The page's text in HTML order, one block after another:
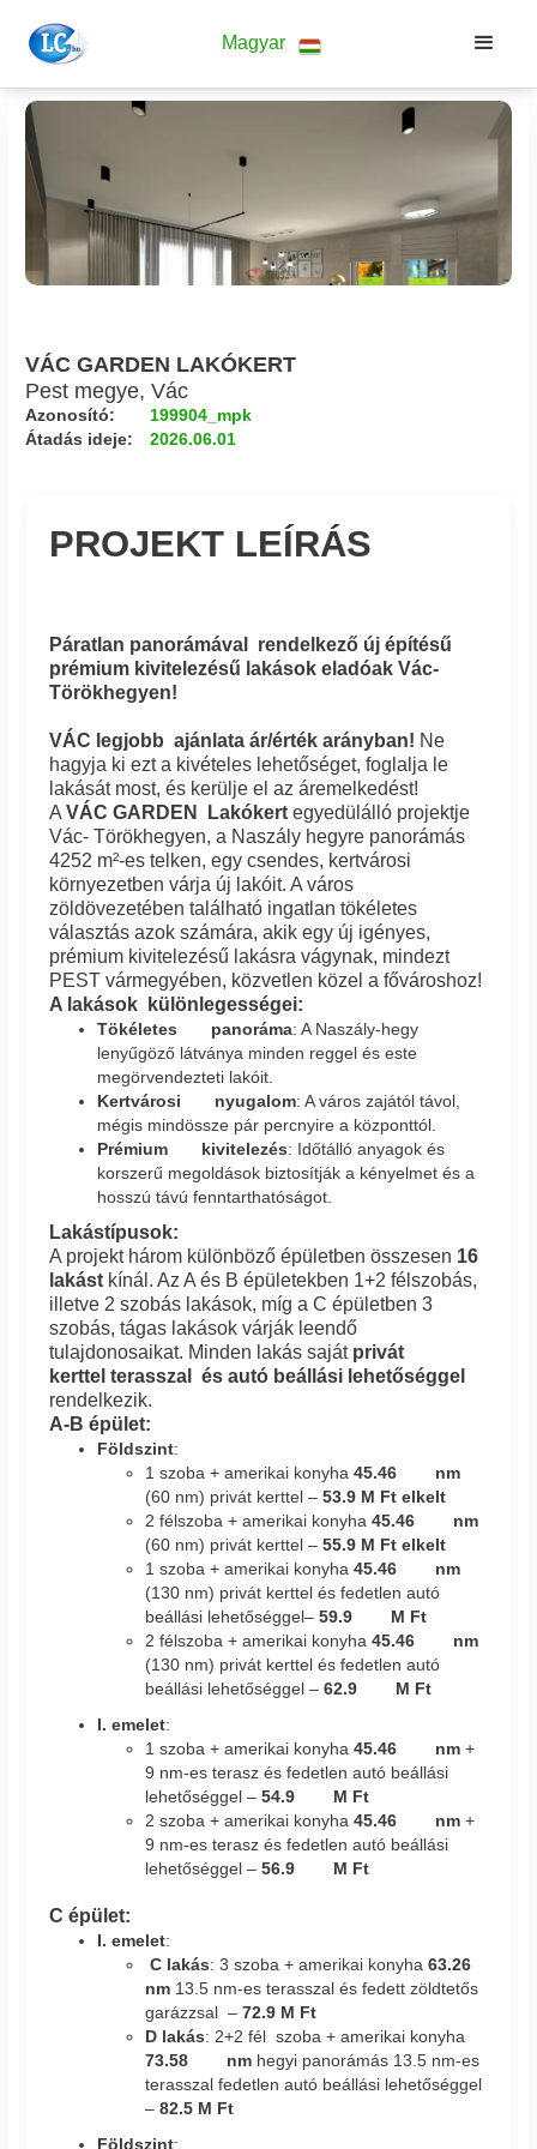
Magyar
VÁC GARDEN LAKÓKERT
Pest megye, Vác
Azonosító:
199904_mpk
Átadás ideje:
2026.06.01
PROJEKT LEÍRÁS
Páratlan panorámával rendelkező új építésű
prémium kivitelezésű lakások eladóak Vác-
Törökhegyen!
VÁC legjobb ajánlata ár/érték arányban! Ne
hagyja ki ezt a kivételes lehetőséget, foglalja le
lakását most, és kerülje el az áremelkedést!
AVÁC GARDEN Lakókert egyedülálló projektje
Vác- Törökhegyen, a Naszály hegyre panorámás
4252 m²-es telken, egy csendes, kertvárosi
környezetben várja új lakóit. A város
zöldövezetében található ingatlan tökéletes
választás azok számára, akik egy új igényes,
prémium kivitelezésű lakásra vágynak, mindezt
PEST vármegyében, közvetlen közel a fővároshoz!
A lakások különlegességei:
Tökéletes panoráma: A Naszály-hegy
lenyűgöző látványa minden reggel és este
megörvendezteti lakóit.
Kertvárosi nyugalom: A város zajától távol,
mégis mindössze pár percnyire a központtól.
Prémium kivitelezés: Időtálló anyagok és
korszerű megoldások biztosítják a kényelmet és a
hosszú távú fenntarthatóságot.
Lakástípusok:
A projekt három különböző épületben összesen 16
lakást kínál. Az A és B épületekben 1+2 félszobás,
illetve 2 szobás lakások, míg a C épületben 3
szobás, tágas lakások várják leendő
tulajdonosaikat. Minden lakás saját privát
kerttel terasszal és autó beállási lehetőséggel
rendelkezik.
A-B épület:
Földszint:
1 szoba + amerikai konyha45.46 nm
(60 nm) privát kerttel –53.9 M Ft elkelt
2 félszoba + amerikai konyha45.46 nm
(60 nm) privát kerttel –55.9 M Ft elkelt
1 szoba + amerikai konyha45.46 nm
(130 nm) privát kerttel és fedetlen autó
beállási lehetőséggel–59.9 M Ft
2 félszoba + amerikai konyha45.46 nm
(130 nm) privát kerttel és fedetlen autó
beállási lehetőséggel –62.9 M Ft
I. emelet:
1 szoba + amerikai konyha45.46 nm+
9 nm-es terasz és fedetlen autó beállási
lehetőséggel –54.9 M Ft
2 szoba + amerikai konyha45.46 nm +
9 nm-es terasz és fedetlen autó beállási
lehetőséggel –56.9 M Ft
C épület:
I. emelet:
C lakás: 3 szoba + amerikai konyha63.26
nm 13.5 nm-es terasszal és fedett zöldtetős
garázzsal –72.9 M Ft
D lakás: 2+2 fél szoba + amerikai konyha
73.58 nm hegyi panorámás 13.5 nm-es
terasszal fedetlen autó beállási lehetőséggel
–82.5 M Ft
Földszint: